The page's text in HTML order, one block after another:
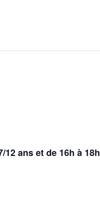
ans et de 16h à 18h